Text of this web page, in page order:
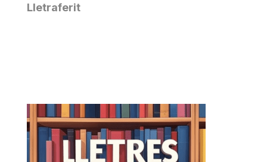
Lletraferit